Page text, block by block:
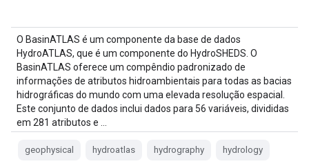
O BasinATLAS é um componente da base de dados
HydroATLAS, que é um componente do HydroSHEDS. O
BasinATLAS oferece um compêndio padronizado de
informações de atributos hidroambientais para todas as bacias
hidrográficas do mundo com uma elevada resolução espacial.
Este conjunto de dados inclui dados para 56 variáveis, divididas
em 281 atributos e …
geophysical hydroatlas hydrography hydrology